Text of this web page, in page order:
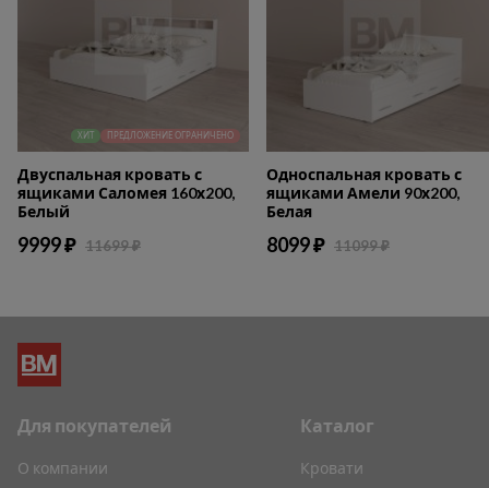
ХИТ ПРЕДЛОЖЕНИЕ ОГРАНИЧЕНО
Двуспальная кровать с
ящиками Саломея 160х200,
Белый
9999 ₽ 11699 ₽
Односпальная кровать с
ящиками Амели 90х200,
Белая
8099 ₽ 11099 ₽
Каталог
Кровати
Для покупателей
О компании